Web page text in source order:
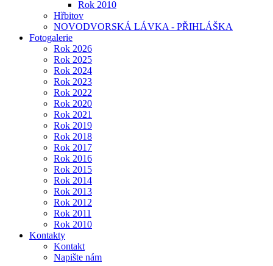
Rok 2010
Hřbitov
NOVODVORSKÁ LÁVKA - PŘIHLÁŠKA
Fotogalerie
Rok 2026
Rok 2025
Rok 2024
Rok 2023
Rok 2022
Rok 2020
Rok 2021
Rok 2019
Rok 2018
Rok 2017
Rok 2016
Rok 2015
Rok 2014
Rok 2013
Rok 2012
Rok 2011
Rok 2010
Kontakty
Kontakt
Napište nám